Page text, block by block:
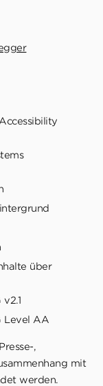
über
Level AA
,
mit
werden.